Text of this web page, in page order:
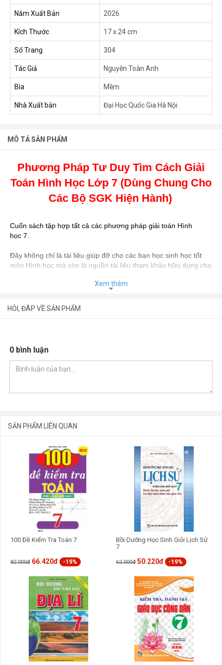
Năm Xuất Bản 2026
Kích Thước 17 x 24 cm
Số Trang 304
Tác Giả Nguyễn Toàn Anh
Bìa Mềm
Nhà Xuất bản Đại Học Quốc Gia Hà Nội
MÔ TẢ SẢN PHẨM
Phương Pháp Tư Duy Tìm Cách Giải
Toán Hình Học Lớp 7 (Dùng Chung Cho
Các Bộ SGK Hiện Hành)
Cuốn sách tập hợp tất cả các phương pháp giải toán Hình
học 7.
Đây không chỉ là tài liệu giúp đỡ cho các bạn học sinh học tốt
môn Hình học mà còn là nguồn tài liệu tham khảo hữu dụng cho
Xem thêm
HỎI, ĐÁP VỀ SẢN PHẨM
0 bình luận
GỬI BÌNH LUẬN
SẢN PHẨM LIÊN QUAN
100 Đề Kiểm Tra Toán 7
82.000đ 66.420đ -19%
Bồi Dưỡng Học Sinh Giỏi Lịch Sử
7
62.000đ 50.220đ -19%